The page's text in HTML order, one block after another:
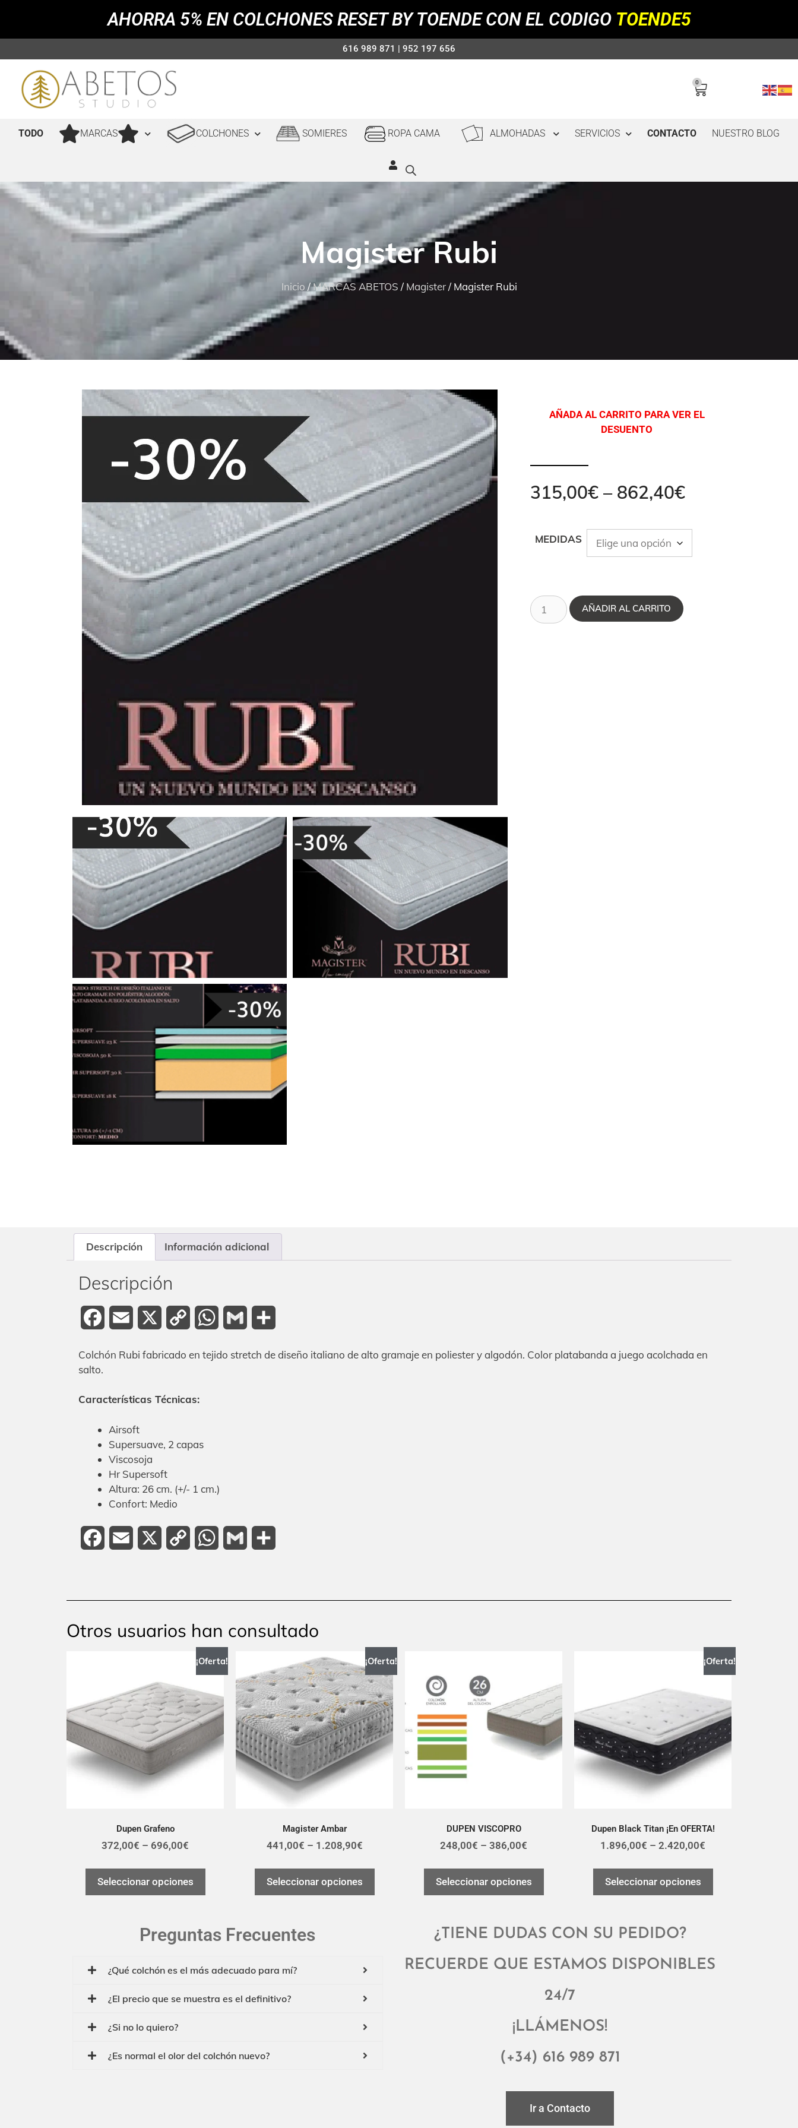
AHORRA 5% EN COLCHONES RESET BY TOENDE CON EL CODIGO TOENDE5
616 989 871 | 952 197 656
0
TODO MARCAS COLCHONES SOMIERES ROPA CAMA ALMOHADAS SERVICIOS CONTACTO NUESTRO BLOG
Magister Rubi
Inicio /MARCAS ABETOS / Magister/ Magister Rubi
AÑADA AL CARRITO PARA VER EL
DESUENTO
315,00€ – 862,40€
MEDIDAS
AÑADIR AL CARRITO
Descripción Información adicional
Descripción
FacebookEmail
Copy
WhatsApp
Gmail
Colchón Rubi fabricado en tejido stretch de diseño italiano de alto gramaje en poliester y algodón. Color platabanda a juego acolchada en
salto.
Características Técnicas:
Airsoft
Supersuave, 2 capas
Viscosoja
Hr Supersoft
Altura: 26 cm. (+/- 1 cm.)
Confort: Medio
FacebookEmail
Copy
WhatsApp
Gmail
Otros usuarios han consultado
¡Oferta!
Dupen Grafeno
372,00€ – 696,00€
Seleccionar opciones
¡Oferta!
Magister Ambar
441,00€ – 1.208,90€
Seleccionar opciones
DUPEN VISCOPRO
248,00€ – 386,00€
Seleccionar opciones
¡Oferta!
Dupen Black Titan ¡En OFERTA!
1.896,00€ – 2.420,00€
Seleccionar opciones
Preguntas Frecuentes
¿Qué colchón es el más adecuado para mí?
¿El precio que se muestra es el definitivo?
¿Si no lo quiero?
¿Es normal el olor del colchón nuevo?
¿TIENE DUDAS CON SU PEDIDO?
RECUERDE QUE ESTAMOS DISPONIBLES
24/7
¡LLÁMENOS!
(+34) 616 989 871
Ir a Contacto